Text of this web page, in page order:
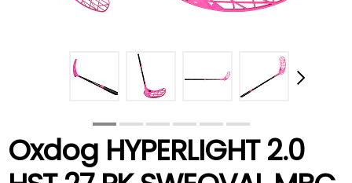
Oxdog HYPERLIGHT 2.0